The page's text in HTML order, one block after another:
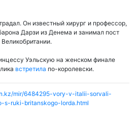
Он известный хирург и профессор,
Дарзи из Денема и занимал пост
Уэльскую на женском финале
встретила по-королевски.
mir/6484295-vory-v-italii-sorvali-
ruki-britanskogo-lorda.html